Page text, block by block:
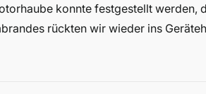
konnte festgestellt werden,
rückten wir wieder ins